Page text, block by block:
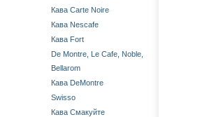
Кава Carte Noire
Кава Nescafe
Кава Fort
De Montre, Le Cafe, Noble,
Bellarom
Кава DeMontre
Swisso
Кава Смакуйте